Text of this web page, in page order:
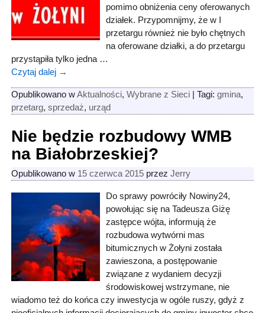
pomimo obniżenia ceny oferowanych
działek. Przypomnijmy, że w I
przetargu również nie było chętnych
na oferowane działki, a do przetargu
przystąpiła tylko jedna …
Czytaj dalej →
Opublikowano w Aktualności, Wybrane z Sieci| Tagi: gmina,
przetarg, sprzedaż, urząd
Nie będzie rozbudowy WMB
na Białobrzeskiej?
Opublikowano w 15 czerwca 2015 przez Jerry
Do sprawy powróciły Nowiny24,
powołując się na Tadeusza Giżę
zastępce wójta, informują że
rozbudowa wytwórni mas
bitumicznych w Żołyni została
zawieszona, a postępowanie
związane z wydaniem decyzji
środowiskowej wstrzymane, nie
wiadomo też do końca czy inwestycja w ogóle ruszy, gdyż z